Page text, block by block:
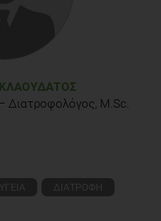
Διατροφολόγος, M.Sc.
ΥΓΕΙΑ
ΔΙΑΤΡΟΦΗ